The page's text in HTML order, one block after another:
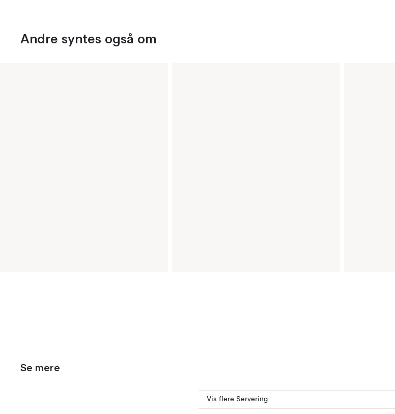
Andre syntes også om
Se mere
Vis flere Servering